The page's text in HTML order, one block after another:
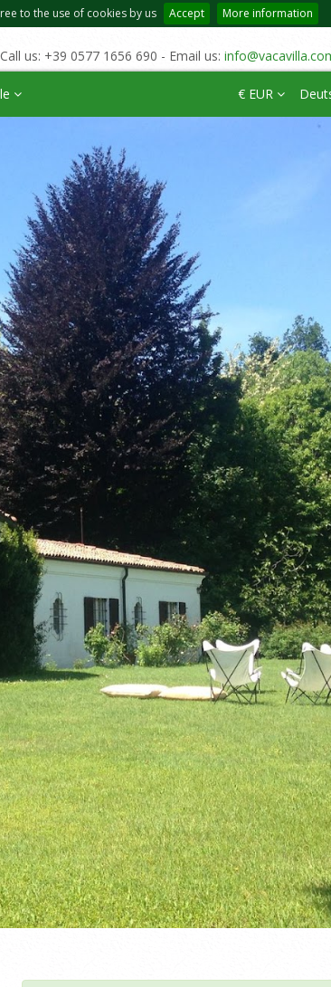
to the use of cookies by us Accept More information
Call us: +39 0577 1656 690 - Email us:
€ EUR